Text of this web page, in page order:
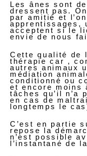
Les ânes sont
dressent pas.
par amitié et
apprentissages,
acceptent si le
envie de nous
Cette qualité de
thérapie car ,
autres animaux
médiation
conditionné ou
et encore moins
tâches qu’il n’a
en cas de
longtemps le
C’est en partie
repose la
n’est possible
l’instantané de